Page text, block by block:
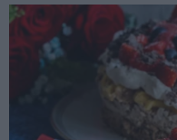
Hopp
hovedinnhold